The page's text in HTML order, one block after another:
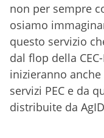
non per sempre
osiamo
questo servizio
dal flop della
inizieranno
servizi PEC e da
distribuite da